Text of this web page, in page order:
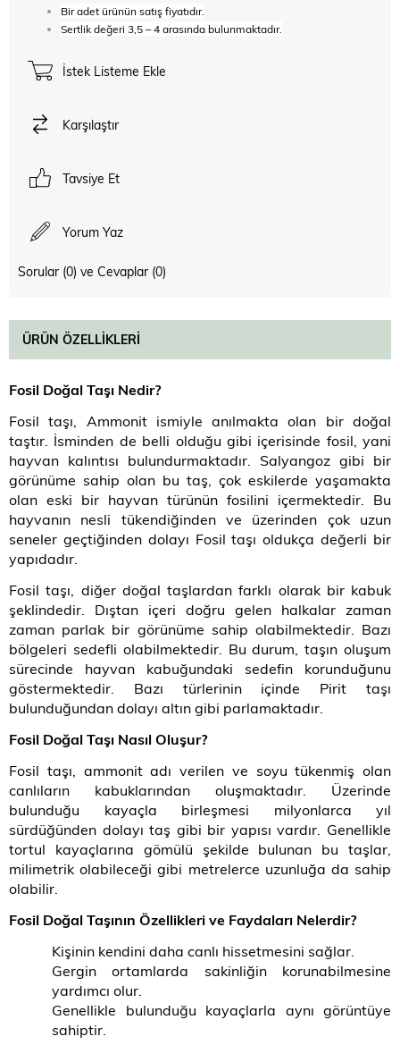
Bir adet ürünün satış fiyatıdır.
Sertlik değeri 3,5 – 4 arasında bulunmaktadır.
İstek Listeme Ekle
Karşılaştır
Tavsiye Et
Yorum Yaz
Sorular (0) ve Cevaplar (0)
ÜRÜN ÖZELLIKLERI
Fosil Doğal Taşı Nedir?
Fosil taşı, Ammonit ismiyle anılmakta olan bir doğal
taştır. İsminden de belli olduğu gibi içerisinde fosil, yani
hayvan kalıntısı bulundurmaktadır. Salyangoz gibi bir
görünüme sahip olan bu taş, çok eskilerde yaşamakta
olan eski bir hayvan türünün fosilini içermektedir. Bu
hayvanın nesli tükendiğinden ve üzerinden çok uzun
seneler geçtiğinden dolayı Fosil taşı oldukça değerli bir
yapıdadır.
Fosil taşı, diğer doğal taşlardan farklı olarak bir kabuk
şeklindedir. Dıştan içeri doğru gelen halkalar zaman
zaman parlak bir görünüme sahip olabilmektedir. Bazı
bölgeleri sedefli olabilmektedir. Bu durum, taşın oluşum
sürecinde hayvan kabuğundaki sedefin korunduğunu
göstermektedir. Bazı türlerinin içinde Pirit taşı
bulunduğundan dolayı altın gibi parlamaktadır.
Fosil Doğal Taşı Nasıl Oluşur?
Fosil taşı, ammonit adı verilen ve soyu tükenmiş olan
canlıların kabuklarından oluşmaktadır. Üzerinde
bulunduğu kayaçla birleşmesi milyonlarca yıl
sürdüğünden dolayı taş gibi bir yapısı vardır. Genellikle
tortul kayaçlarına gömülü şekilde bulunan bu taşlar,
milimetrik olabileceği gibi metrelerce uzunluğa da sahip
olabilir.
Fosil Doğal Taşının Özellikleri ve Faydaları Nelerdir?
Kişinin kendini daha canlı hissetmesini sağlar.
Gergin ortamlarda sakinliğin korunabilmesine
yardımcı olur.
Genellikle bulunduğu kayaçlarla aynı görüntüye
sahiptir.